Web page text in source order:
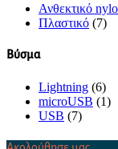
Ανθεκτικό
Πλαστικό (7)
Βύσμα
Lightning (6)
microUSB (1)
USB (7)